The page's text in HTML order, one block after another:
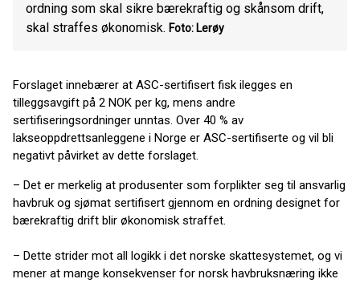
ordning som skal sikre bærekraftig og skånsom drift,
skal straffes økonomisk. Foto: Lerøy
Forslaget innebærer at ASC-sertifisert fisk ilegges en
tilleggsavgift på 2 NOK per kg, mens andre
sertifiseringsordninger unntas. Over 40 % av
lakseoppdrettsanleggene i Norge er ASC-sertifiserte og vil bli
negativt påvirket av dette forslaget.
– Det er merkelig at produsenter som forplikter seg til ansvarlig
havbruk og sjømat sertifisert gjennom en ordning designet for
bærekraftig drift blir økonomisk straffet.
– Dette strider mot all logikk i det norske skattesystemet, og vi
mener at mange konsekvenser for norsk havbruksnæring ikke